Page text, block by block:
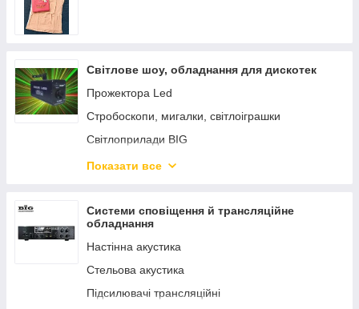
Світлове шоу, обладнання для дискотек
Прожектора Led
Стробоскопи, мигалки, світлоіграшки
Світлоприлади BIG
Дим машина, Генератор диму
Дзеркальні кулі
Лампи для світлоприладів
Показати все
Системи сповіщення й трансляційне
обладнання
Настінна акустика
Стельова акустика
Підсилювачі трансляційні